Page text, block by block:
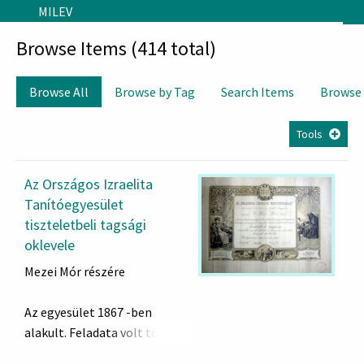
Skip to main content
MILEV
Browse Items (414 total)
Browse All Browse by Tag Search Items
Tools
Az Országos Izraelita
Tanítóegyesület
tiszteletbeli tagsági
oklevele
Mezei Mór részére
Az egyesület 1867 -ben
alakult. Feladata volt többek